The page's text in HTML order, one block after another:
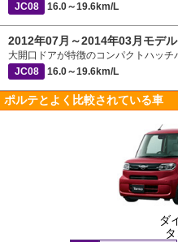
JC08
16.0～19.6km/L
2012年07月～2014年03月モデル
大開口ドアが特徴のコンパクトハッチ
JC08
16.0～19.6km/L
ポルテとよく比較されている車
ダ